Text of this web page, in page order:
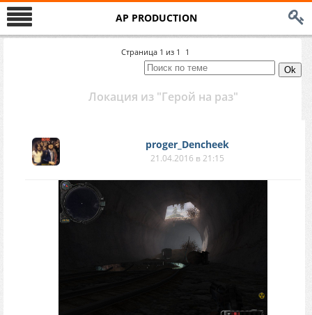
AP PRODUCTION
Страница 1 из 1 1
Локация из "Герой на раз"
proger_Dencheek
21.04.2016 в 21:15